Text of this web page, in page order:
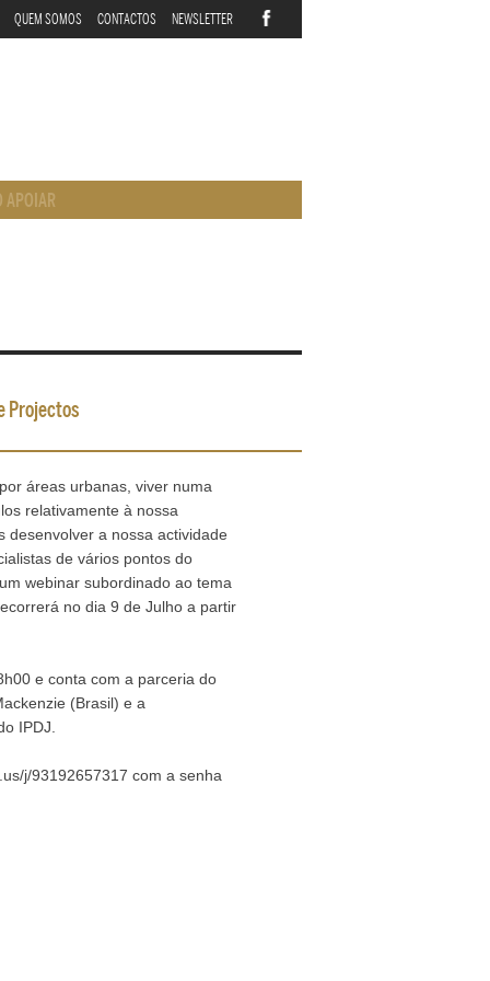
QUEM SOMOS CONTACTOS NEWSLETTER
APOIAR
Projectos
áreas urbanas, viver numa
relativamente à nossa
desenvolver a nossa actividade
de vários pontos do
webinar subordinado ao tema
no dia 9 de Julho a partir
e conta com a parceria do
(Brasil) e a
IPDJ.
j/93192657317 com a senha